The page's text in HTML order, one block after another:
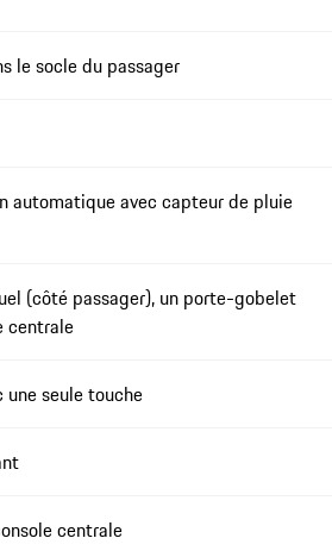
le socle du passager
automatique avec capteur de pluie
(côté passager), un porte-gobelet
centrale
seule touche
centrale